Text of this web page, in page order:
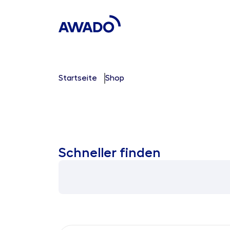
Startseite Shop
Schneller finden